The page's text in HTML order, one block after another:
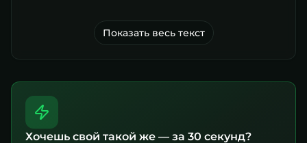
Показать весь текст
Хочешь свой такой же — за 30 секунд?